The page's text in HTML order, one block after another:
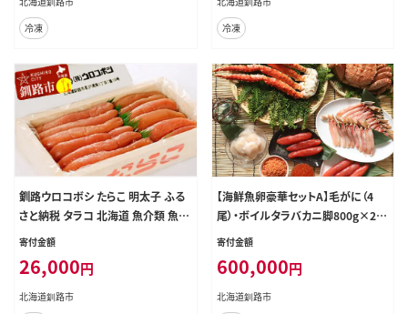
冷凍
冷凍
釧路ウロコボシ たらこ 明太子 ふる
さと納税 タラコ 北海道 魚介類 魚介
海鮮 一本 ごはんのお供 白米 魚卵 F
寄付金額
26,000円
北海道釧路市
【海鮮魚卵豪華セットA】毛がに（4
尾）・ボイルタラバカニ脚800g×2・
イクラ・たらこ・明太子・ズワイ蟹ポー
95
寄付金額
600,000円
北海道釧路市